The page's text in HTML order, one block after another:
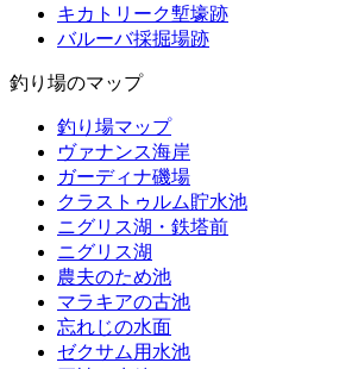
キカトリーク塹壕跡
バルーバ採掘場跡
釣り場のマップ
釣り場マップ
ヴァナンス海岸
ガーディナ磯場
クラストゥルム貯水池
ニグリス湖・鉄塔前
ニグリス湖
農夫のため池
マラキアの古池
忘れじの水面
ゼクサム用水池